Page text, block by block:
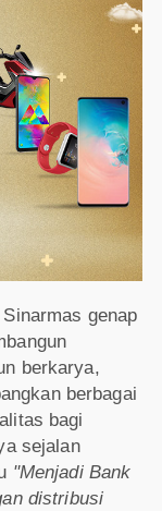
genap
berkarya,
berbagai
bagi
sejalan
"Menjadi Bank
distribusi